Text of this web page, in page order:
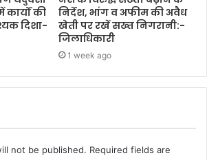
की
दिशा-
निर्देश, भांग व अफीम की अवैध
खेती पर रखें सख्त निगरानी:-
जिलाधिकारी
1 week ago
not be published. Required fields are